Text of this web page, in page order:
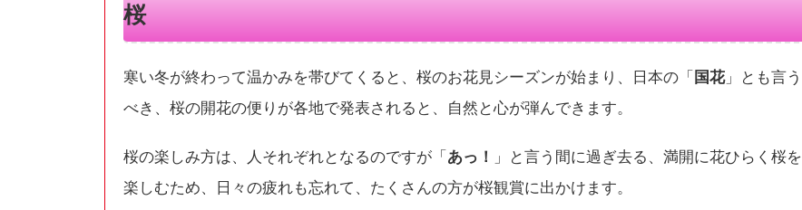
桜
寒い冬が終わって温かみを帯びてくると、桜のお花見シーズンが始まり、日本の「 国花」とも言う
べき、桜の開花の便りが各地で発表されると、自然と心が弾んできます。
桜の楽しみ方は、人それぞれとなるのですが「 あっ！
」と言う間に過ぎ去る、満開に花ひらく桜を
楽しむため、日々の疲れも忘れて、たくさんの方が桜観賞に出かけます。